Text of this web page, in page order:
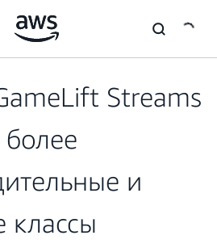
Streams
более
и
классы